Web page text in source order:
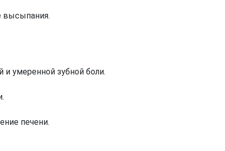
высыпания.
и умеренной зубной боли.
печени.